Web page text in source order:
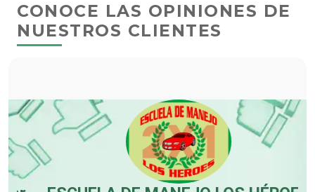
CONOCE LAS OPINIONES DE
NUESTROS CLIENTES